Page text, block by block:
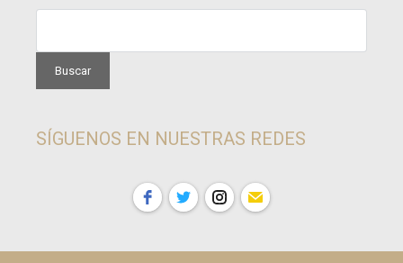
SÍGUENOS EN NUESTRAS REDES